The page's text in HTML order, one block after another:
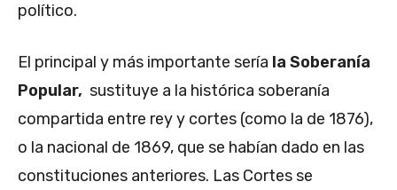
político.
El principal y más importante sería la Soberanía
Popular, sustituye a la histórica soberanía
compartida entre rey y cortes (como la de 1876),
o la nacional de 1869, que se habían dado en las
constituciones anteriores. Las Cortes se